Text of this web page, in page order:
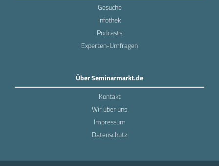
Gesuche
Infothek
Podcasts
Experten-Umfragen
Über Seminarmarkt.de
Kontakt
Wir über uns
Impressum
Datenschutz